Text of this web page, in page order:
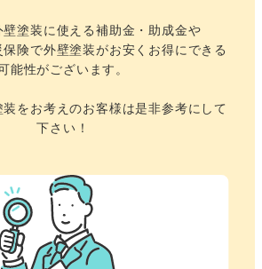
塗装に使える補助金・助成金や
険で外壁塗装がお安くお得にできる
能性がございます。
をお考えのお客様は是非参考にして
下さい！